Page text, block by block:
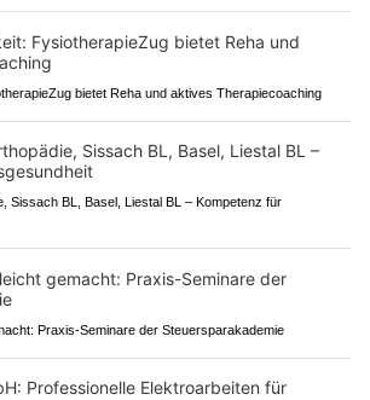
bietet Reha und aktives Therapiecoaching
Sissach BL, Basel, Liestal BL – Kompetenz für
Praxis-Seminare der Steuersparakademie